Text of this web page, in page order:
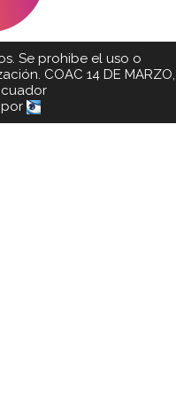
Se prohibe el uso o
COAC 14 DE MARZO,